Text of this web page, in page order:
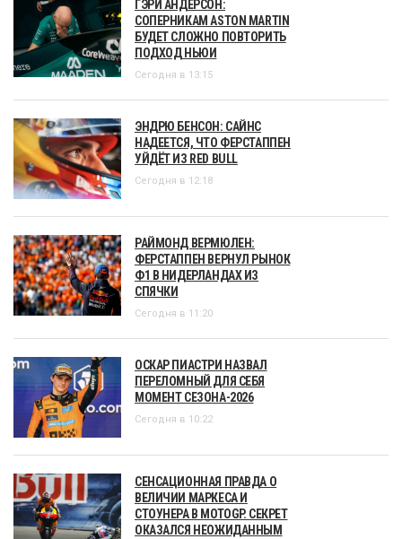
ГЭРИ АНДЕРСОН:
СОПЕРНИКАМ ASTON MARTIN
БУДЕТ СЛОЖНО ПОВТОРИТЬ
ПОДХОД НЬЮИ
Сегодня в 13:15
ЭНДРЮ БЕНСОН: САЙНС
НАДЕЕТСЯ, ЧТО ФЕРСТАППЕН
УЙДЁТ ИЗ RED BULL
Сегодня в 12:18
РАЙМОНД ВЕРМЮЛЕН:
ФЕРСТАППЕН ВЕРНУЛ РЫНОК
Ф1 В НИДЕРЛАНДАХ ИЗ
СПЯЧКИ
Сегодня в 11:20
ОСКАР ПИАСТРИ НАЗВАЛ
ПЕРЕЛОМНЫЙ ДЛЯ СЕБЯ
МОМЕНТ СЕЗОНА-2026
Сегодня в 10:22
СЕНСАЦИОННАЯ ПРАВДА О
ВЕЛИЧИИ МАРКЕСА И
СТОУНЕРА В MOTOGP. СЕКРЕТ
ОКАЗАЛСЯ НЕОЖИДАННЫМ